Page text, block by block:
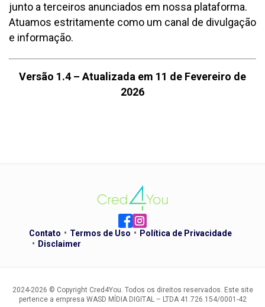
junto a terceiros anunciados em nossa plataforma.
Atuamos estritamente como um canal de divulgação
e informação.
Versão 1.4 – Atualizada em 11 de Fevereiro de
2026
Contato Termos de Uso
Política de Privacidade
Disclaimer
2024-2026 © Copyright Cred4You. Todos os direitos reservados. Este site
pertence a empresa WASD MÍDIA DIGITAL – LTDA 41.726.154/0001-42